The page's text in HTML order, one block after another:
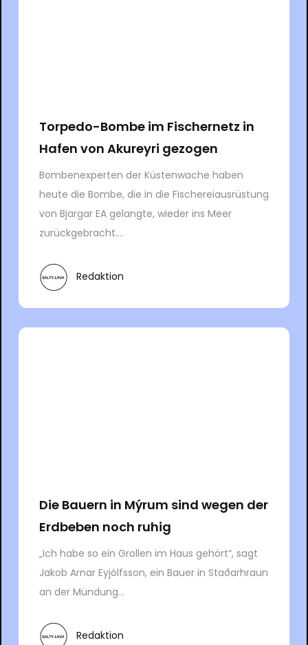
Torpedo-Bombe im Fischernetz in
Hafen von Akureyri gezogen
Bombenexperten der Küstenwache haben
heute die Bombe, die in die Fischereiausrüstung
von Bjargar EA gelangte, wieder ins Meer
zurückgebracht....
Redaktion
Die Bauern in Mýrum sind wegen der
Erdbeben noch ruhig
„Ich habe so ein Grollen im Haus gehört“, sagt
Jakob Arnar Eyjólfsson, ein Bauer in Staðarhraun
an der Mündung...
Redaktion